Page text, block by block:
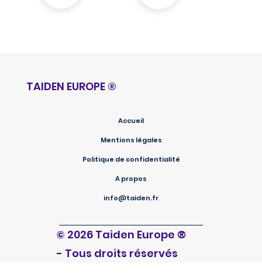
TAIDEN EUROPE ®
Accueil
Mentions légales
Politique de confidentialité
A propos
info@taiden.fr
© 2026 Taiden Europe®
- Tous droits réservés